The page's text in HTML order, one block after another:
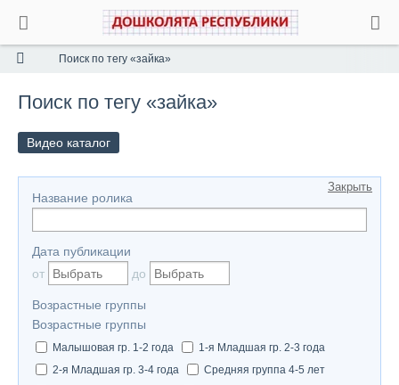
Поиск по тегу «зайка»
Поиск по тегу «зайка»
Видео каталог
Закрыть
Название ролика
Дата публикации
от
до
Возрастные группы
Возрастные группы
Малышовая гр. 1-2 года
1-я Младшая гр. 2-3 года
2-я Младшая гр. 3-4 года
Средняя группа 4-5 лет